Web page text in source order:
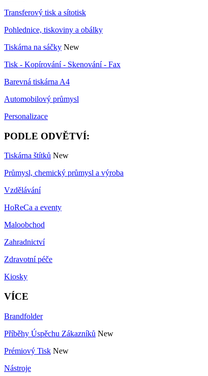
Transferový tisk a sítotisk
Pohlednice, tiskoviny a obálky
Tiskárna na sáčky New
Tisk - Kopírování - Skenování - Fax
Barevná tiskárna A4
Automobilový průmysl
Personalizace
PODLE ODVĚTVÍ:
Tiskárna štítků New
Průmysl, chemický průmysl a výroba
Vzdělávání
HoReCa a eventy
Maloobchod
Zahradnictví
Zdravotní péče
Kiosky
VÍCE
Brandfolder
Příběhy Úspěchu Zákazníků New
Prémiový Tisk New
Nástroje